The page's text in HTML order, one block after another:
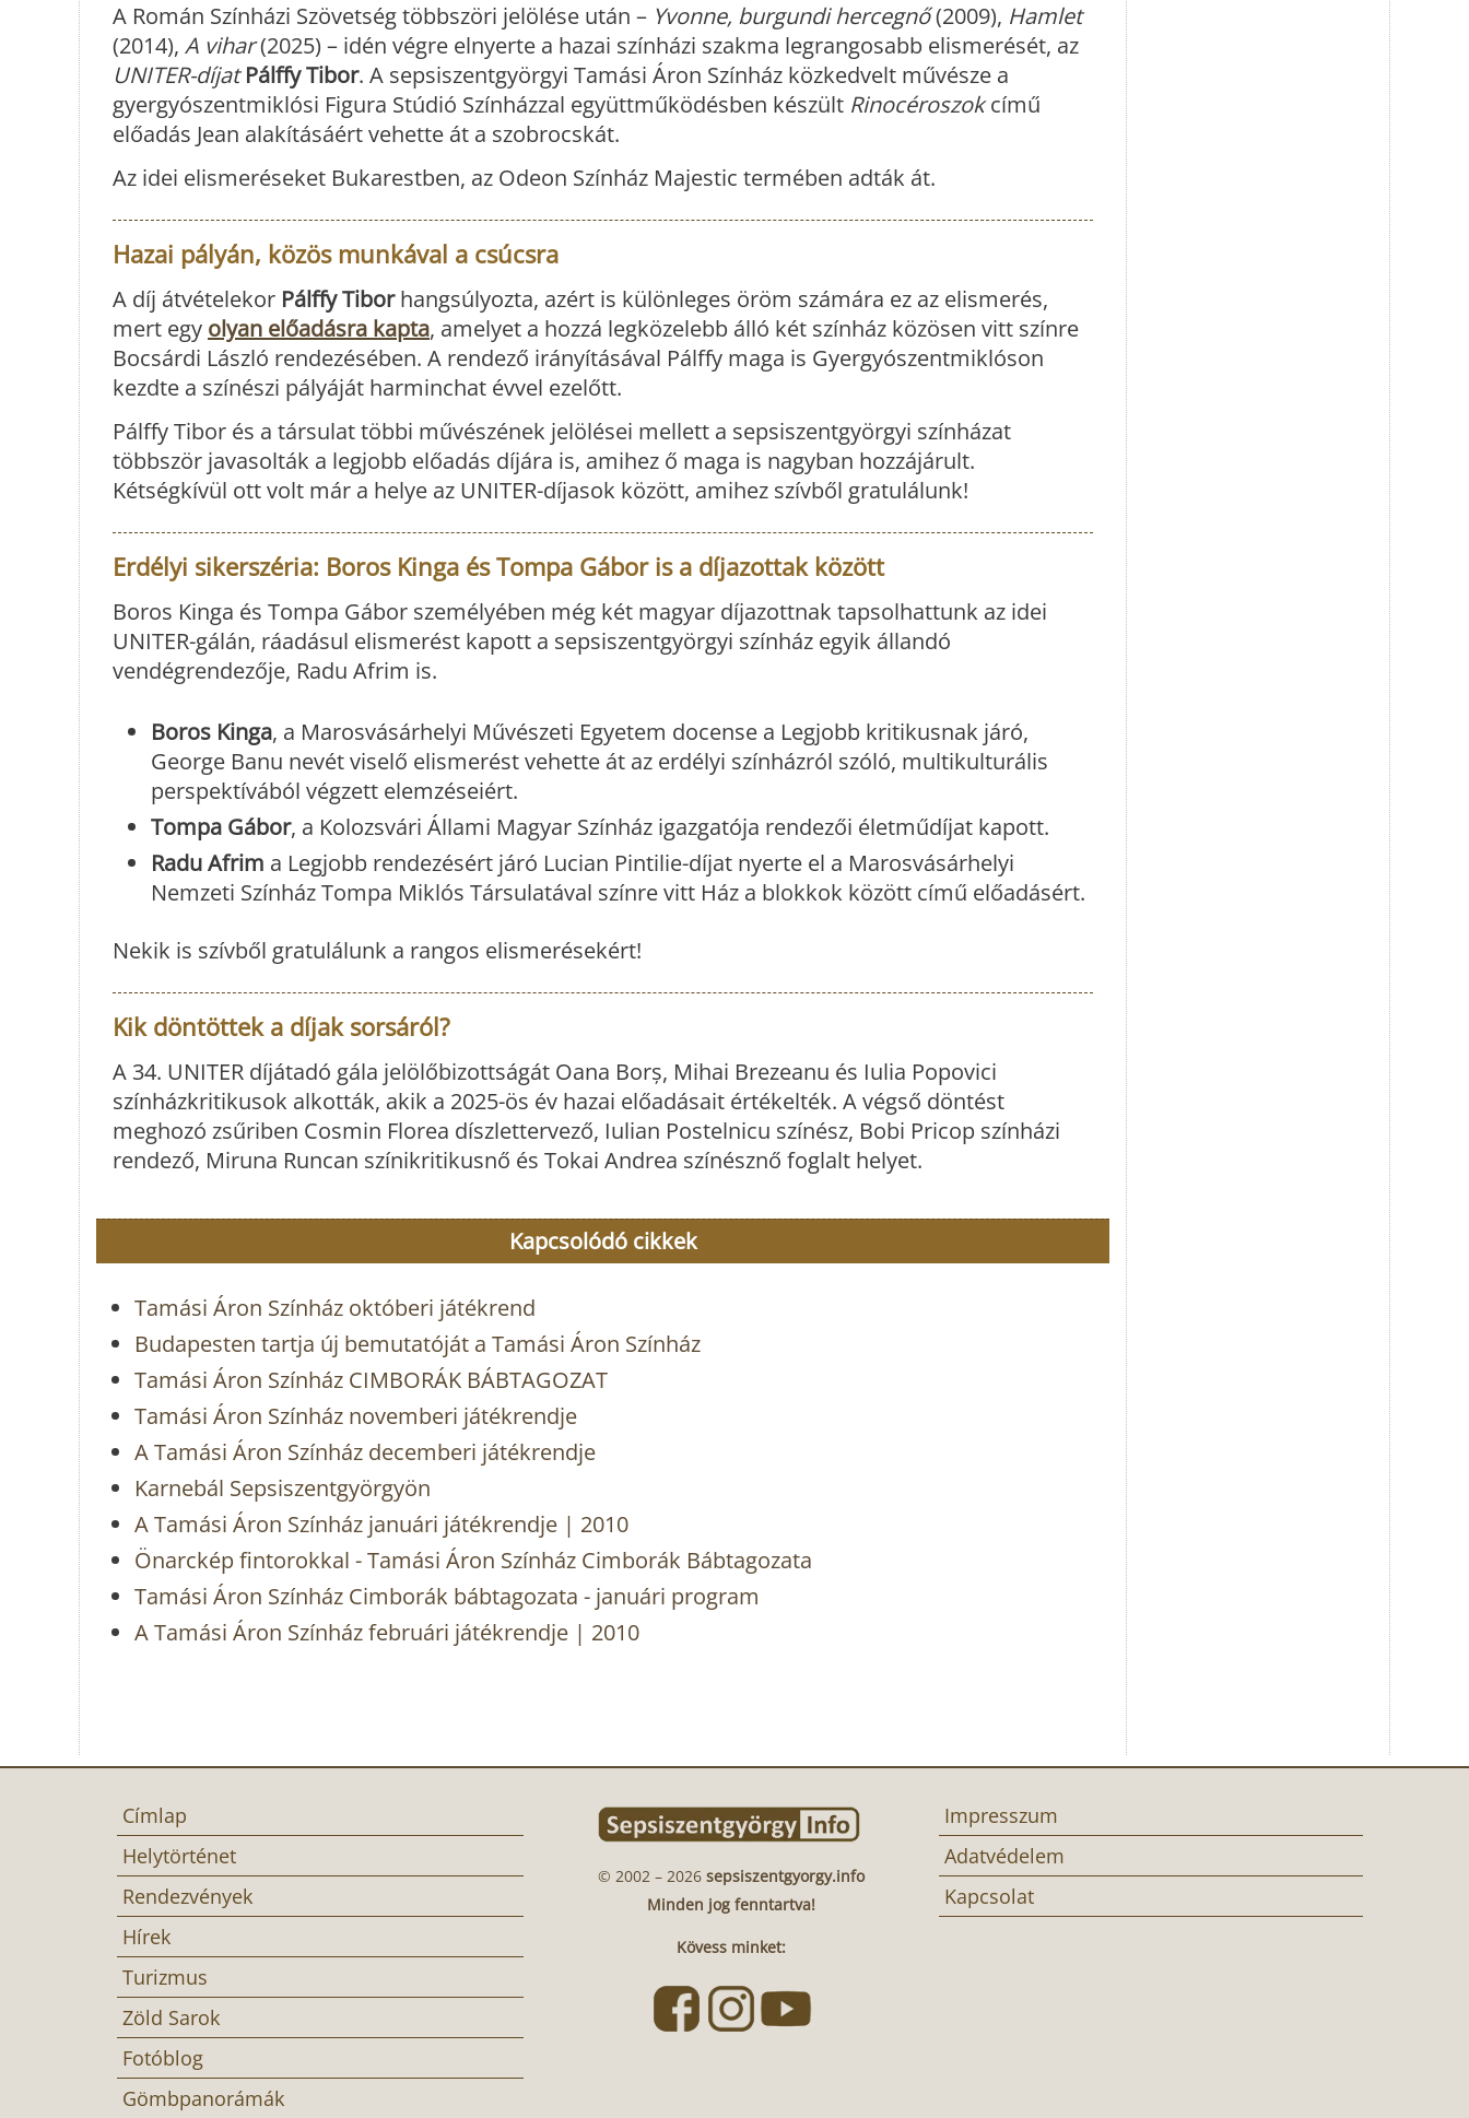
A Román Színházi Szövetség többszöri jelölése után – Yvonne, burgundi hercegnő(2009), Hamlet
(2014), A vihar(2025) – idén végre elnyerte a hazai színházi szakma legrangosabb elismerését, az
UNITER-díjat Pálffy Tibor. A sepsiszentgyörgyi Tamási Áron Színház közkedvelt művésze a
gyergyószentmiklósi Figura Stúdió Színházzal együttműködésben készült Rinocéroszokcímű
előadás Jean alakításáért vehette át a szobrocskát.
Az idei elismeréseket Bukarestben, az Odeon Színház Majestic termében adták át.
Hazai pályán, közös munkával a csúcsra
A díj átvételekor Pálffy Tiborhangsúlyozta, azért is különleges öröm számára ez az elismerés,
mert egy olyan előadásra kapta, amelyet a hozzá legközelebb álló két színház közösen vitt színre
Bocsárdi László rendezésében. A rendező irányításával Pálffy maga is Gyergyószentmiklóson
kezdte a színészi pályáját harminchat évvel ezelőtt.
Pálffy Tibor és a társulat többi művészének jelölései mellett a sepsiszentgyörgyi színházat
többször javasolták a legjobb előadás díjára is, amihez ő maga is nagyban hozzájárult.
Kétségkívül ott volt már a helye az UNITER-díjasok között, amihez szívből gratulálunk!
Erdélyi sikerszéria: Boros Kinga és Tompa Gábor is a díjazottak között
Boros Kinga és Tompa Gábor személyében még két magyar díjazottnak tapsolhattunk az idei
UNITER-gálán, ráadásul elismerést kapott a sepsiszentgyörgyi színház egyik állandó
vendégrendezője, Radu Afrim is.
Boros Kinga, a Marosvásárhelyi Művészeti Egyetem docense a Legjobb kritikusnak járó,
George Banu nevét viselő elismerést vehette át az erdélyi színházról szóló, multikulturális
perspektívából végzett elemzéseiért.
Tompa Gábor, a Kolozsvári Állami Magyar Színház igazgatója rendezői életműdíjat kapott.
Radu Afrim a Legjobb rendezésért járó Lucian Pintilie-díjat nyerte el a Marosvásárhelyi
Nemzeti Színház Tompa Miklós Társulatával színre vitt Ház a blokkok között című előadásért.
Nekik is szívből gratulálunk a rangos elismerésekért!
Kik döntöttek a díjak sorsáról?
A 34. UNITER díjátadó gála jelölőbizottságát Oana Borș, Mihai Brezeanu és Iulia Popovici
színházkritikusok alkották, akik a 2025-ös év hazai előadásait értékelték. A végső döntést
meghozó zsűriben Cosmin Florea díszlettervező, Iulian Postelnicu színész, Bobi Pricop színházi
rendező, Miruna Runcan színikritikusnő és Tokai Andrea színésznő foglalt helyet.
Kapcsolódó cikkek
Tamási Áron Színház októberi játékrend
Budapesten tartja új bemutatóját a Tamási Áron Színház
Tamási Áron Színház CIMBORÁK BÁBTAGOZAT
Tamási Áron Színház novemberi játékrendje
A Tamási Áron Színház decemberi játékrendje
Karnebál Sepsiszentgyörgyön
A Tamási Áron Színház januári játékrendje | 2010
Önarckép fintorokkal - Tamási Áron Színház Cimborák Bábtagozata
Tamási Áron Színház Cimborák bábtagozata - januári program
A Tamási Áron Színház februári játékrendje | 2010
Címlap
Helytörténet
Rendezvények
Hírek
Turizmus
Zöld Sarok
Fotóblog
Gömbpanorámák
© 2002 – 2026 sepsiszentgyorgy.info
Minden jog fenntartva!
Kövess minket:
Impresszum
Adatvédelem
Kapcsolat